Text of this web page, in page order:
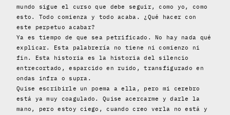
mundo sigue el curso que debe seguir, como yo, como
esto. Todo comienza y todo acaba. ¿Qué hacer con
este perpetuo acabar?
Ya es tiempo de que sea petrificado. No hay nada qué
explicar. Esta palabrería no tiene ni comienzo ni
fin. Esta historia es la historia del silencio
entrecortado, esparcido en ruido, transfigurado en
ondas infra o supra.
Quise escribirle un poema a ella, pero mi cerebro
está ya muy coagulado. Quise acercarme y darle la
mano, pero estoy ciego, cuando creo verla no está y